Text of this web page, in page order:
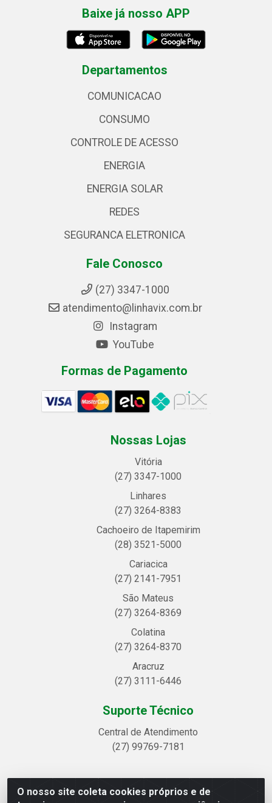
O nosso site coleta cookies próprios e de
Baixe já nosso APP
Departamentos
COMUNICACAO
CONSUMO
CONTROLE DE ACESSO
ENERGIA
ENERGIA SOLAR
REDES
SEGURANCA ELETRONICA
Fale Conosco
(27) 3347-1000
atendimento@linhavix.com.br
Instagram
YouTube
Formas de Pagamento
Nossas Lojas
Vitória
(27) 3347-1000
Linhares
(27) 3264-8383
Cachoeiro de Itapemirim
(28) 3521-5000
Cariacica
(27) 2141-7951
São Mateus
(27) 3264-8369
Colatina
(27) 3264-8370
Aracruz
(27) 3111-6446
Suporte Técnico
Central de Atendimento
(27) 99769-7181
Linhavix Distribuidora LTDA - Avenida Alegre, 2521 -